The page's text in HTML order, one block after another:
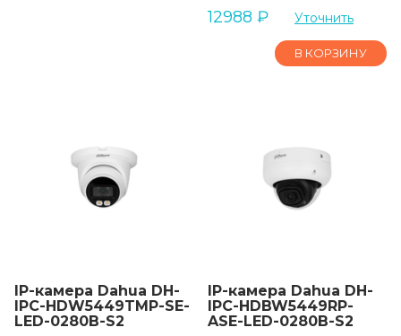
12988 ₽ Уточнить
В КОРЗИНУ
IP-камера Dahua DH-
IPC-HDW5449TMP-SE-
LED-0280B-S2
IP-камера Dahua DH-
IPC-HDBW5449RP-
ASE-LED-0280B-S2